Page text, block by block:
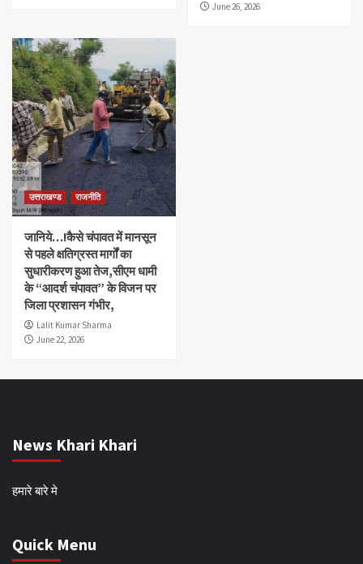
June 26, 2026
उत्तराखण्ड राजनीति
जानिये…!कैसे चंपावत में मानसून
से पहले क्षतिग्रस्त मार्गों का
सुधारीकरण हुआ तेज,सीएम धामी
के “आदर्श चंपावत” के विजन पर
जिला प्रशासन गंभीर,
Lalit Kumar Sharma
June 22, 2026
News Khari Khari
हमारे बारे मे
Quick Menu